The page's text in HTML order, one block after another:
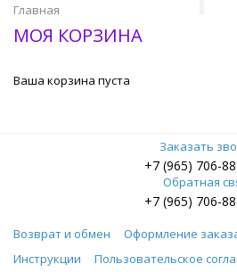
Главная
МОЯ КОРЗИНА
Ваша корзина пуста
Заказать
+7 (965) 706-
Обратная
+7 (965) 706-
Возврат и обмен Оформление
Инструкции
Пользовательское